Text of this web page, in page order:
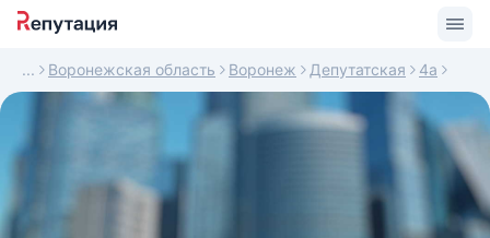
Воронежская область Воронеж Депутатская 4а